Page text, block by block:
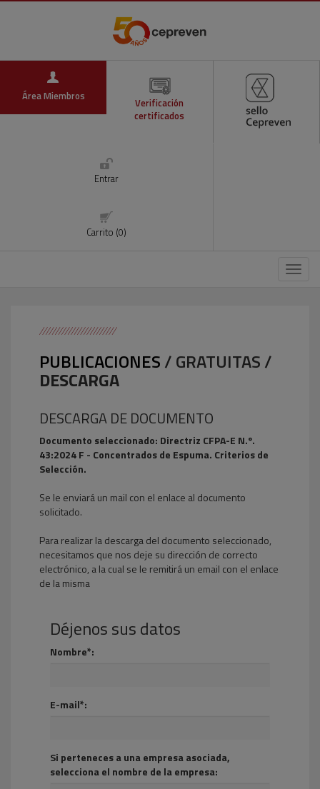
Área Miembros
Verificación
certificados
Entrar
Carrito (0)
Menú
PUBLICACIONES/ GRATUITAS /
DESCARGA
DESCARGA DE DOCUMENTO
Documento seleccionado: Directriz CFPA-E N.º.
43:2024 F - Concentrados de Espuma. Criterios de
Selección.
Se le enviará un mail con el enlace al documento
solicitado.
Para realizar la descarga del documento seleccionado,
necesitamos que nos deje su dirección de correcto
electrónico, a la cual se le remitirá un email con el enlace
de la misma
Déjenos sus datos
Nombre*:
E-mail*:
Si perteneces a una empresa asociada,
selecciona el nombre de la empresa: